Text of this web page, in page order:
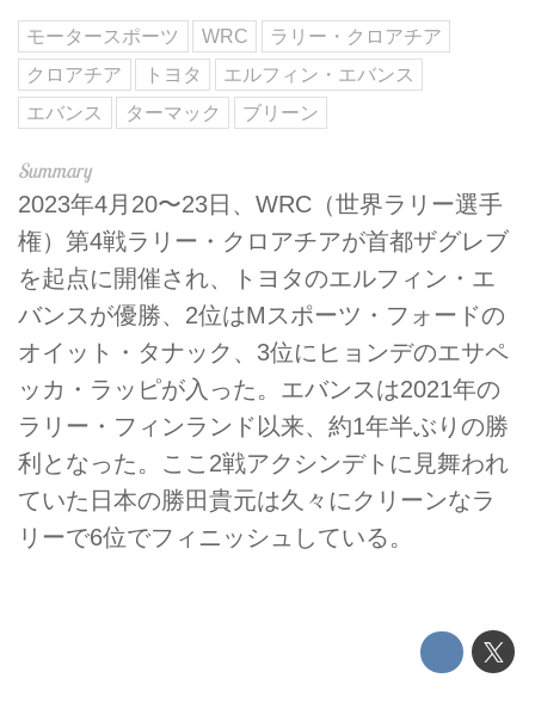
モータースポーツ WRC
ラリー・クロアチア
クロアチア
トヨタ
エルフィン・エバンス
エバンス
ターマック ブリーン
2023年4月20〜23日、WRC（世界ラリー選手
権）第4戦ラリー・クロアチアが首都ザグレブ
を起点に開催され、トヨタのエルフィン・エ
バンスが優勝、2位はMスポーツ・フォードの
オイット・タナック、3位にヒョンデのエサペ
ッカ・ラッピが入った。エバンスは2021年の
ラリー・フィンランド以来、約1年半ぶりの勝
利となった。ここ2戦アクシンデトに見舞われ
ていた日本の勝田貴元は久々にクリーンなラ
リーで6位でフィニッシュしている。